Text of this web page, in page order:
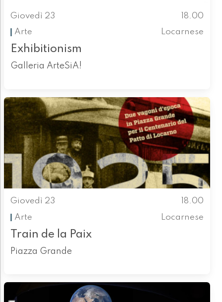
Giovedì 23
18.00
Arte
Locarnese
Exhibitionism
Galleria ArteSiA!
Giovedì 23
18.00
Arte
Locarnese
Train de la Paix
Piazza Grande